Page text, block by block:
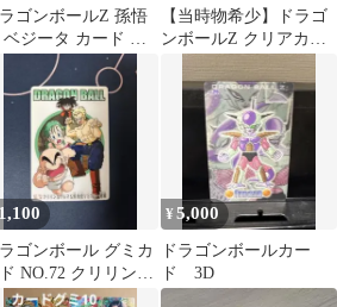
ラゴンボールZ 孫悟
ベジータ カード グ
カード BANDAI 1992
【当時物希少】ドラゴ
ンボールZ クリアカー
セル
1,100
ラゴンボール グミカ
NO.72 クリリン＆
ルマ＆孫悟空VSブル
¥5,000
ドラゴンボールカー
ド 3D